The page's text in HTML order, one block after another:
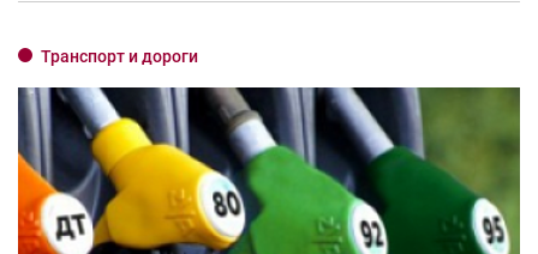
Транспорт и дороги